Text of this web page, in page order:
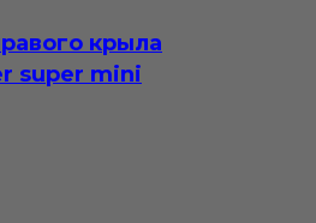
крыла
super mini